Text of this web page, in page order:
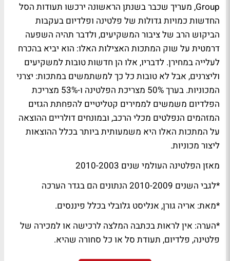
Group, מעריך שכבר בשנתן הראשונה ירכשו תעודות הסל
החדשות כמויות גדולות של פלטינה ופלדיום בעקבות
הביקוש הרב של ציבור המשקיעים, ולדבר תהיה השפעה
דרמטית על שוק המתכות האצילות האלו: הוא יביא בהכרח
לעלייה במחירן. לדבריו, אלו הן חדשות טובות למשקיעים
וליצרנים, אבל לא טובות כל כך למשתמשים במתכות: יצרני
המכוניות. בערך 50% מצריכת הפלטינה ו-53% מצריכת
הפלדיום משמשים לממירים קטליטיים להפחתת הגזים
המזהמים הנפלטים מכלי הרכב, ובמונחים דולריים ההוצאה
על המתכות האלו היא משמעותית ביותר בכלל ההוצאות
ליצור מכוניות.
מאזן הפלטינה העולמי שנים 2010-2003
*לגבי השנים 2010-2009 הנתונים הם בגדר הערכה
*מאת: אריה גורן, אנליסט גלובלי בכלל פיננסים.
*הערה: אין לראות בכתבה המלצה לרכישה או למכירה של
פלטינה, פלדיום, תעודת סל או כל סחורה שהיא.